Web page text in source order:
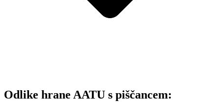
Odlike hrane AATU s piščancem: